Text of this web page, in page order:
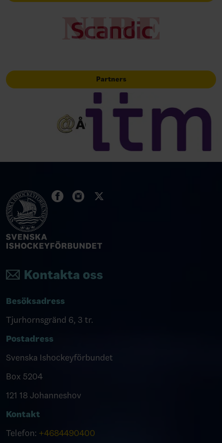
Partners
Kontakta oss
Besöksadress
Tjurhornsgränd 6, 3 tr.
Postadress
Svenska Ishockeyförbundet
Box 5204
121 18 Johanneshov
Kontakt
Telefon: +4684490400